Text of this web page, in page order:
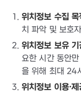
위치정보 수집 목
치 파악 및 보호
위치정보 보유 기
요한 시간 동안
을 위해 최대 24
위치정보 이용·